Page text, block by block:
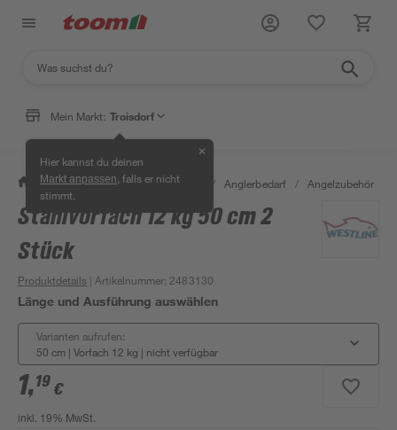
Mein Markt: Troisdorf
Hier kannst du deinen
Markt anpassen , falls er nicht
stimmt.
✕
/ Garten & Freizeit / Tierbedarf / Anglerbedarf / Angelzubehör
Stahlvorfach 12 kg 50 cm 2
Stück
Produktdetails | Artikelnummer: 2483130
Länge und Ausführung auswählen
Varianten aufrufen:
50 cm | Vorfach 12 kg | nicht verfügbar
1,19 €
inkl. 19% MwSt.